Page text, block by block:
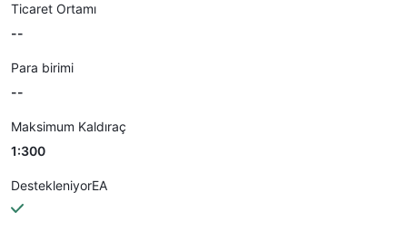
Ticaret Ortamı
--
Para birimi
--
Maksimum Kaldıraç
1:300
DestekleniyorEA